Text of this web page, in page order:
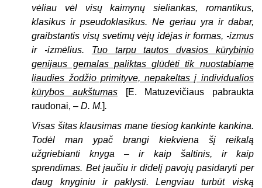
vėliau vėl visų kaimynų sieliankas, romantikus,
klasikus ir pseudoklasikus. Ne geriau yra ir dabar,
graibstantis visų svetimų vėjų idėjas ir formas, -izmus
ir -izmėlius. Tuo tarpu tautos dvasios kūrybinio
genijaus gemalas paliktas glūdėti tik nuostabiame
liaudies žodžio primityve, nepakeltas į individualios
kūrybos aukštumas
[E. Matuzevičiaus pabraukta
raudonai, –D. M.].
Visas šitas klausimas mane tiesiog kankinte kankina.
Todėl man ypač brangi kiekviena šį reikalą
užgriebianti knyga – ir kaip šaltinis, ir kaip
sprendimas. Bet jaučiu ir didelį pavojų pasidaryti per
daug knyginiu ir paklysti. Lengviau turbūt viską